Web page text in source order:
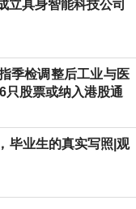
立具身智能科技公司
季检调整后工业与医
只股票或纳入港股通
毕业生的真实写照|观